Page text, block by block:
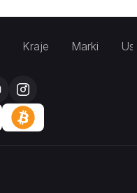
Kraje Marki